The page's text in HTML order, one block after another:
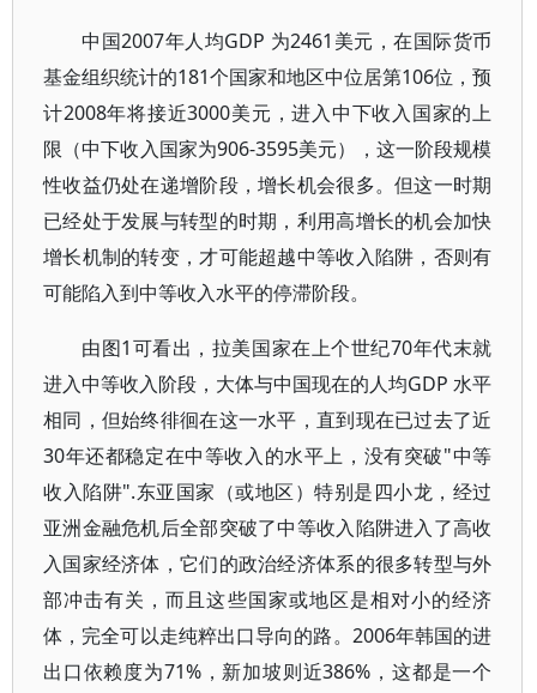
中国2007年人均GDP 为2461美元，在国际货币
基金组织统计的181个国家和地区中位居第106位，预
计2008年将接近3000美元，进入中下收入国家的上
限（中下收入国家为906-3595美元），这一阶段规模
性收益仍处在递增阶段，增长机会很多。但这一时期
已经处于发展与转型的时期，利用高增长的机会加快
增长机制的转变，才可能超越中等收入陷阱，否则有
可能陷入到中等收入水平的停滞阶段。
由图1可看出，拉美国家在上个世纪70年代末就
进入中等收入阶段，大体与中国现在的人均GDP 水平
相同，但始终徘徊在这一水平，直到现在已过去了近
30年还都稳定在中等收入的水平上，没有突破"中等
收入陷阱".东亚国家（或地区）特别是四小龙，经过
亚洲金融危机后全部突破了中等收入陷阱进入了高收
入国家经济体，它们的政治经济体系的很多转型与外
部冲击有关，而且这些国家或地区是相对小的经济
体，完全可以走纯粹出口导向的路。2006年韩国的进
出口依赖度为71%，新加坡则近386%，这都是一个